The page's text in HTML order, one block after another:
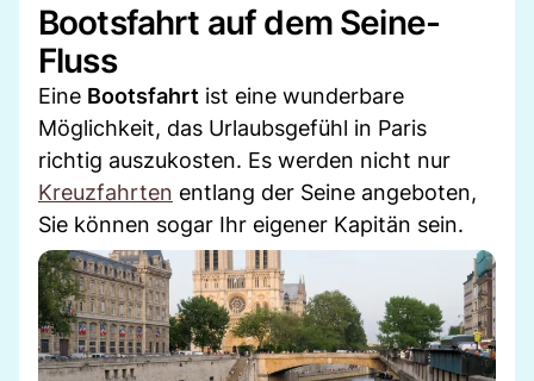
Bootsfahrt auf dem Seine-
Fluss
Eine Bootsfahrt ist eine wunderbare
Möglichkeit, das Urlaubsgefühl in Paris
richtig auszukosten. Es werden nicht nur
Kreuzfahrten entlang der Seine angeboten,
Sie können sogar Ihr eigener Kapitän sein.